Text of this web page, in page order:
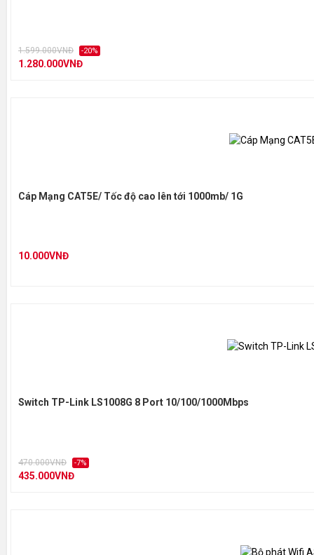
1.599.000VNĐ -20%
1.280.000VNĐ
Cáp Mạng CAT5E/ Tốc độ cao lên tới 1000mb/ 1G
10.000VNĐ
Switch TP-Link LS1008G 8 Port 10/100/1000Mbps
470.000VNĐ -7%
435.000VNĐ